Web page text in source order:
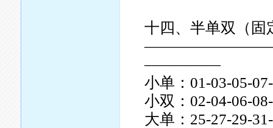
十四、半单双（固
—————
小单：01-03-05-
小双：02-04-06-
大单：25-27-29-